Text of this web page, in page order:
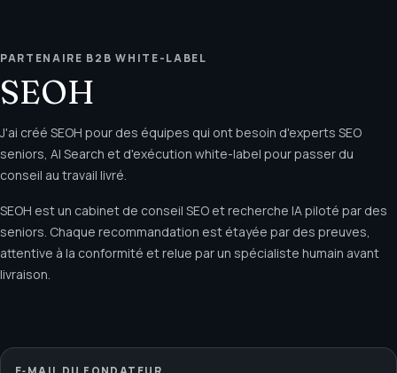
PARTENAIRE B2B WHITE-LABEL
SEOH
J'ai créé SEOH pour des équipes qui ont besoin d'experts SEO
seniors, AI Search et d'exécution white-label pour passer du
conseil au travail livré.
SEOH est un cabinet de conseil SEO et recherche IA piloté par des
seniors. Chaque recommandation est étayée par des preuves,
attentive à la conformité et relue par un spécialiste humain avant
livraison.